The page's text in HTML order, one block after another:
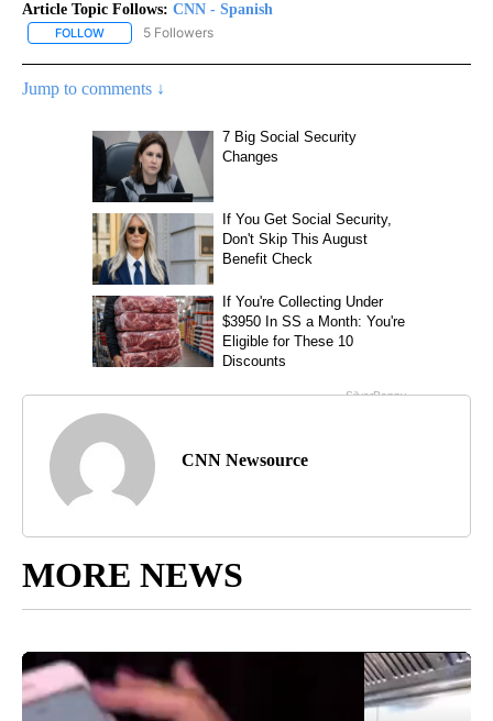
Article Topic Follows: CNN - Spanish
FOLLOW FOLLOW "CNN - SPANISH" TO RECEIVE NOTIFICATIONS ABOUT
5 Followers
Jump to comments ↓
CNN Newsource
MORE NEWS